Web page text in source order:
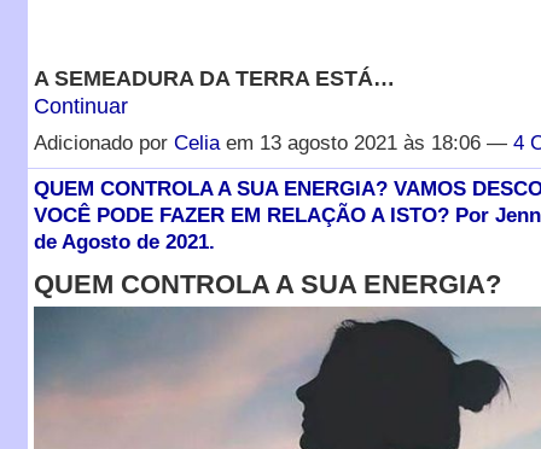
A SEMEADURA DA TERRA ESTÁ…
Continuar
Adicionado por Celiaem 13 agosto 2021 às 18:06 — 4
QUEM CONTROLA A SUA ENERGIA? VAMOS
VOCÊ PODE FAZER EM RELAÇÃO A ISTO? Por
de Agosto de 2021.
QUEM CONTROLA A SUA ENERGIA?